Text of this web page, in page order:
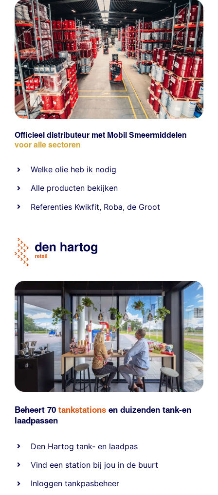
Officieel distributeur met Mobil Smeermiddelen
voor alle sectoren
Welke olie heb ik nodig
Alle producten bekijken
Referenties Kwikfit, Roba,de Groot
Beheert 70 tankstations en duizenden tank-en
laadpassen
Den Hartog tank- en laadpas
Vind een station bij jou in de buurt
Inloggen tankpasbeheer